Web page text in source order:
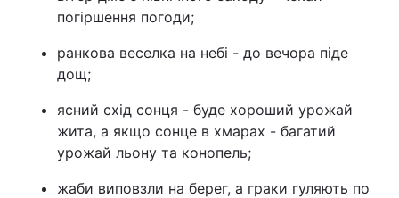
погіршення погоди;
ранкова веселка на небі - до вечора піде
дощ;
ясний схід сонця - буде хороший урожай
жита, а якщо сонце в хмарах - багатий
урожай льону та конопель;
жаби виповзли на берег, а граки гуляють по